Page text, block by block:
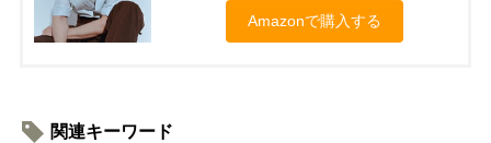
Amazonで購入する
関連キーワード